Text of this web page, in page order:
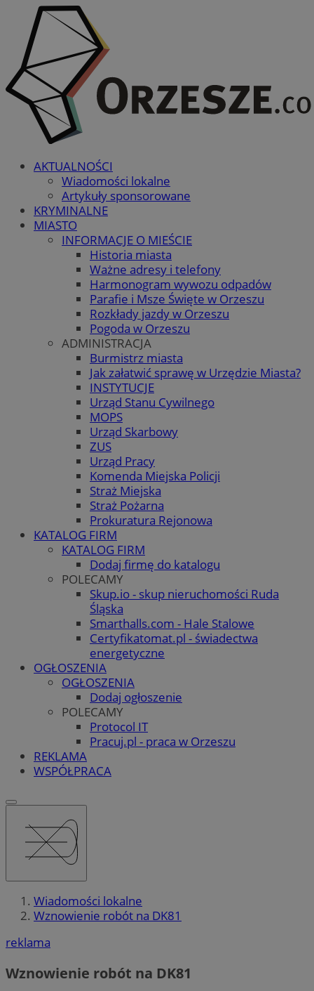
AKTUALNOŚCI
Wiadomości lokalne
Artykuły sponsorowane
KRYMINALNE
MIASTO
INFORMACJE O MIEŚCIE
Historia miasta
Ważne adresy i telefony
Harmonogram wywozu odpadów
Parafie i Msze Święte w Orzeszu
Rozkłady jazdy w Orzeszu
Pogoda w Orzeszu
ADMINISTRACJA
Burmistrz miasta
Jak załatwić sprawę w Urzędzie Miasta?
INSTYTUCJE
Urząd Stanu Cywilnego
MOPS
Urząd Skarbowy
ZUS
Urząd Pracy
Komenda Miejska Policji
Straż Miejska
Straż Pożarna
Prokuratura Rejonowa
KATALOG FIRM
KATALOG FIRM
Dodaj firmę do katalogu
POLECAMY
Skup.io - skup nieruchomości Ruda
Śląska
Smarthalls.com - Hale Stalowe
Certyfikatomat.pl - świadectwa
energetyczne
OGŁOSZENIA
OGŁOSZENIA
Dodaj ogłoszenie
POLECAMY
Protocol IT
Pracuj.pl - praca w Orzeszu
REKLAMA
WSPÓŁPRACA
Wiadomości lokalne
Wznowienie robót na DK81
reklama
Wznowienie robót na DK81